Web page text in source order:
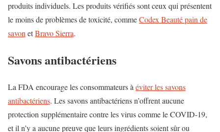
produits individuels. Les produits vérifiés sont ceux qui présentent
le moins de problèmes de toxicité, commeCodex Beautépain de
savon etBravo Sierra.
Savons antibactériens
La FDA encourage les consommateurs à éviter les savons
antibactériens. Les savons antibactériens n’offrent aucune
protection supplémentaire contre les virus comme le COVID-19,
et il n’y a aucune preuve que leurs ingrédients soientsûr ou